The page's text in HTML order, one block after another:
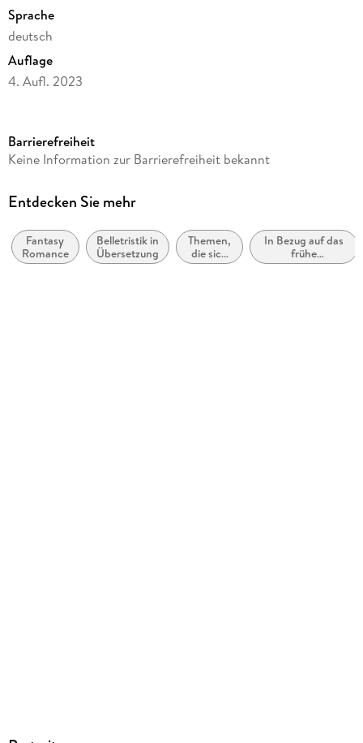
Sprache
deutsch
Auflage
4. Aufl. 2023
Altersempfehlung
Reihe
Autor/Autorin
Scarlett St. Clair
produktsicherheit@bastei-luebbe.de
Barrierefreiheit
Keine Information zur Barrierefreiheit bekannt
Entdecken Sie mehr
Fantasy
Romance
Belletristik in
Übersetzung
Themen,
die sich
speziell
In Bezug auf das
frühe
Erwachsenenalter